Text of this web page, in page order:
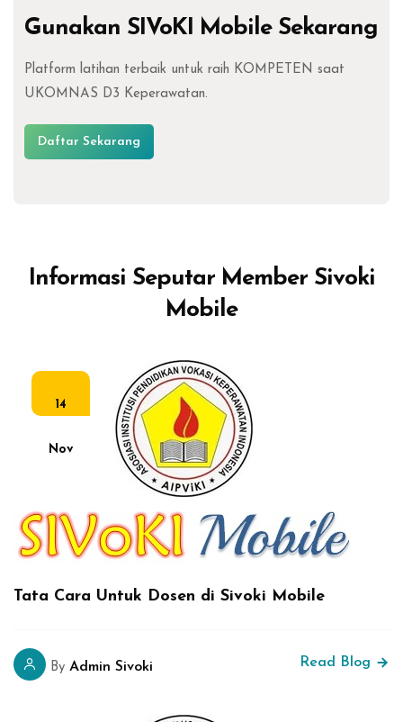
Gunakan SIVoKI Mobile Sekarang
Platform latihan terbaik untuk raih KOMPETEN saat
UKOMNAS D3 Keperawatan.
Daftar Sekarang
Abaikan [Edma] Blog Area
Informasi Seputar Member Sivoki
Mobile
14
Nov
Tata Cara Untuk Dosen di Sivoki Mobile
By Admin Sivoki Read Blog